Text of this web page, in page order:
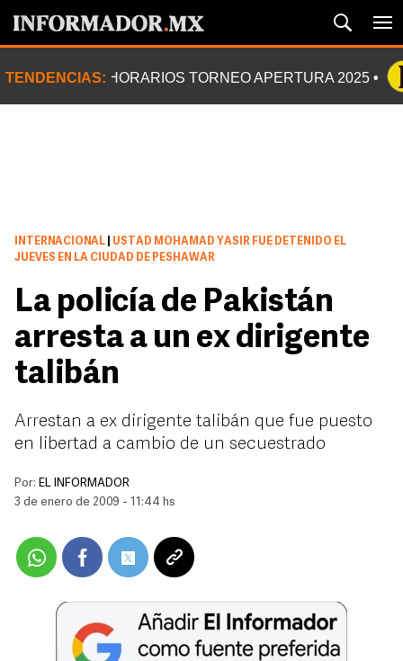
TENDENCIAS: HORARIOS TORNEO APERTURA 2025
INTERNACIONAL
USTAD MOHAMAD YASIR FUE DETENIDO EL
JUEVES EN LA CIUDAD DE PESHAWAR
La policía de Pakistán
arresta a un ex dirigente
talibán
Arrestan a ex dirigente talibán que fue puesto
en libertad a cambio de un secuestrado
Por: EL INFORMADOR
3 de enero de 2009 - 11:44 hs